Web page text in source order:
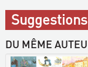
Suggestions
DU MÊME